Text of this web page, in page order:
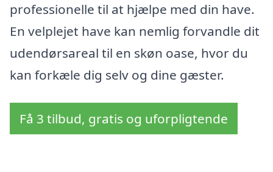
professionelle til at hjælpe med din have.
En velplejet have kan nemlig forvandle dit
udendørsareal til en skøn oase, hvor du
kan forkæle dig selv og dine gæster.
Få 3 tilbud, gratis og uforpligtende